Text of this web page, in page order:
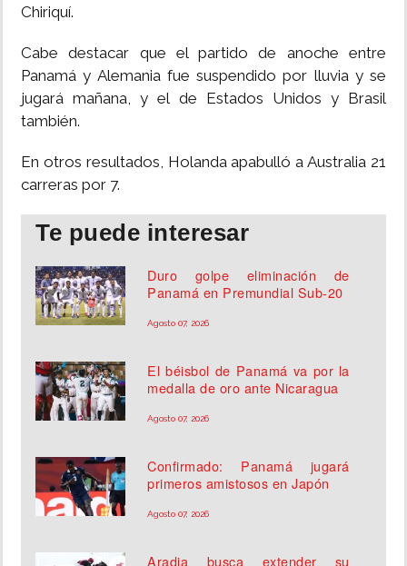
Chiriquí.
Cabe destacar que el partido de anoche entre
Panamá y Alemania fue suspendido por lluvia y se
jugará mañana, y el de Estados Unidos y Brasil
también.
En otros resultados, Holanda apabulló a Australia 21
carreras por 7.
Te puede interesar
Duro golpe eliminación de
Panamá en Premundial Sub-20
Agosto 07, 2026
El béisbol de Panamá va por la
medalla de oro ante Nicaragua
Agosto 07, 2026
Confirmado: Panamá jugará
primeros amistosos en Japón
Agosto 07, 2026
Aradia busca extender su